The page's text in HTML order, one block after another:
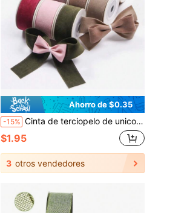
Ahorro de $0.35
-15% Cinta de terciopelo de unicolor de doble cara para accesorios de cabello con lazo DIY, decoración navideña, cinta para sombreros y regalos
$1.95
3 otros vendedores